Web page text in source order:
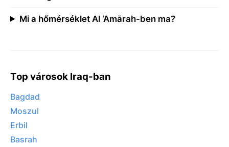
Mi a hőmérséklet Al ‘Amārah-ben ma?
Top városok Iraq-ban
Bagdad
Moszul
Erbil
Basrah